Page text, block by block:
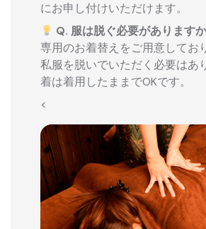
にお申し付けいただけます。
Q. 服は脱ぐ必要があります
専用のお着替えをご用意してお
私服を脱いでいただく必要はあ
着は着用したままでOKです。
<